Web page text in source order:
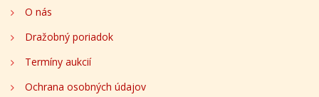
O nás
Dražobný poriadok
Termíny aukcií
Ochrana osobných údajov